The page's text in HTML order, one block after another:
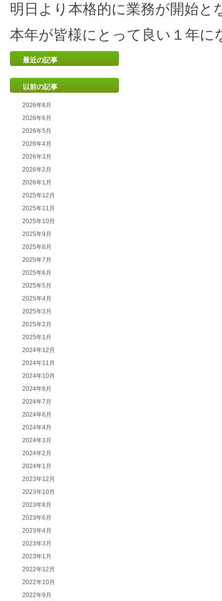
明日より本格的に業務が開始と
本年が皆様にとって良い１年に
最近の記事
以前の記事
2026年8月
2026年6月
2026年5月
2026年4月
2026年3月
2026年2月
2026年1月
2025年12月
2025年11月
2025年10月
2025年9月
2025年8月
2025年7月
2025年6月
2025年5月
2025年4月
2025年3月
2025年2月
2025年1月
2024年12月
2024年11月
2024年10月
2024年8月
2024年7月
2024年6月
2024年4月
2024年3月
2024年2月
2024年1月
2023年12月
2023年10月
2023年8月
2023年6月
2023年4月
2023年3月
2023年1月
2022年12月
2022年10月
2022年9月